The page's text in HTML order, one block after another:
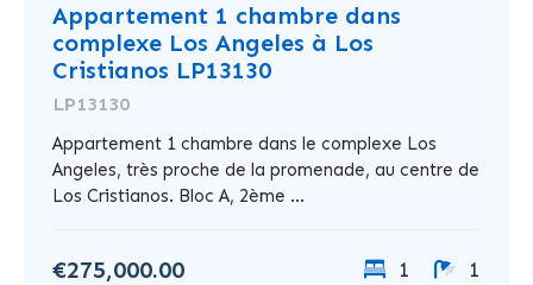
Appartement 1 chambre dans
complexe Los Angeles à Los
Cristianos LP13130
LP13130
Appartement 1 chambre dans le complexe Los
Angeles, très proche de la promenade, au centre de
Los Cristianos. Bloc A, 2ème ...
€275,000.00 1 1